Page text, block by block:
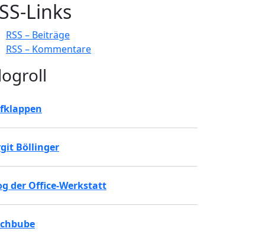
Links
RSS – Beiträge
RSS – Kommentare
Böllinger
der Office-Werkstatt